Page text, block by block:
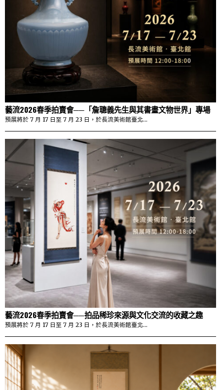
藝流2026春季拍賣會──「詹聰義先生與其書畫文物世界」專場
預展將於 7 月 17 日至 7 月 23 日，於長流美術館臺北…
藝流2026春季拍賣會──拍品稀珍來源與文化交流的收藏之趣
預展將於 7 月 17 日至 7 月 23 日，於長流美術館臺北…